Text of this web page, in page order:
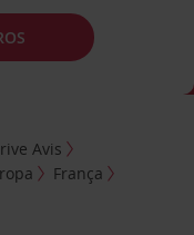
Avis
França